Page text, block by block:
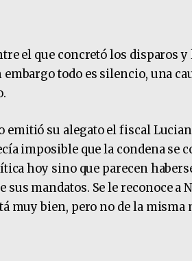
el que concretó los disparos
todo es silencio, una
emitió su alegato el fiscal
imposible que la condena se
hoy sino que parecen
sus mandatos. Se le reconoce a
muy bien, pero no de la misma